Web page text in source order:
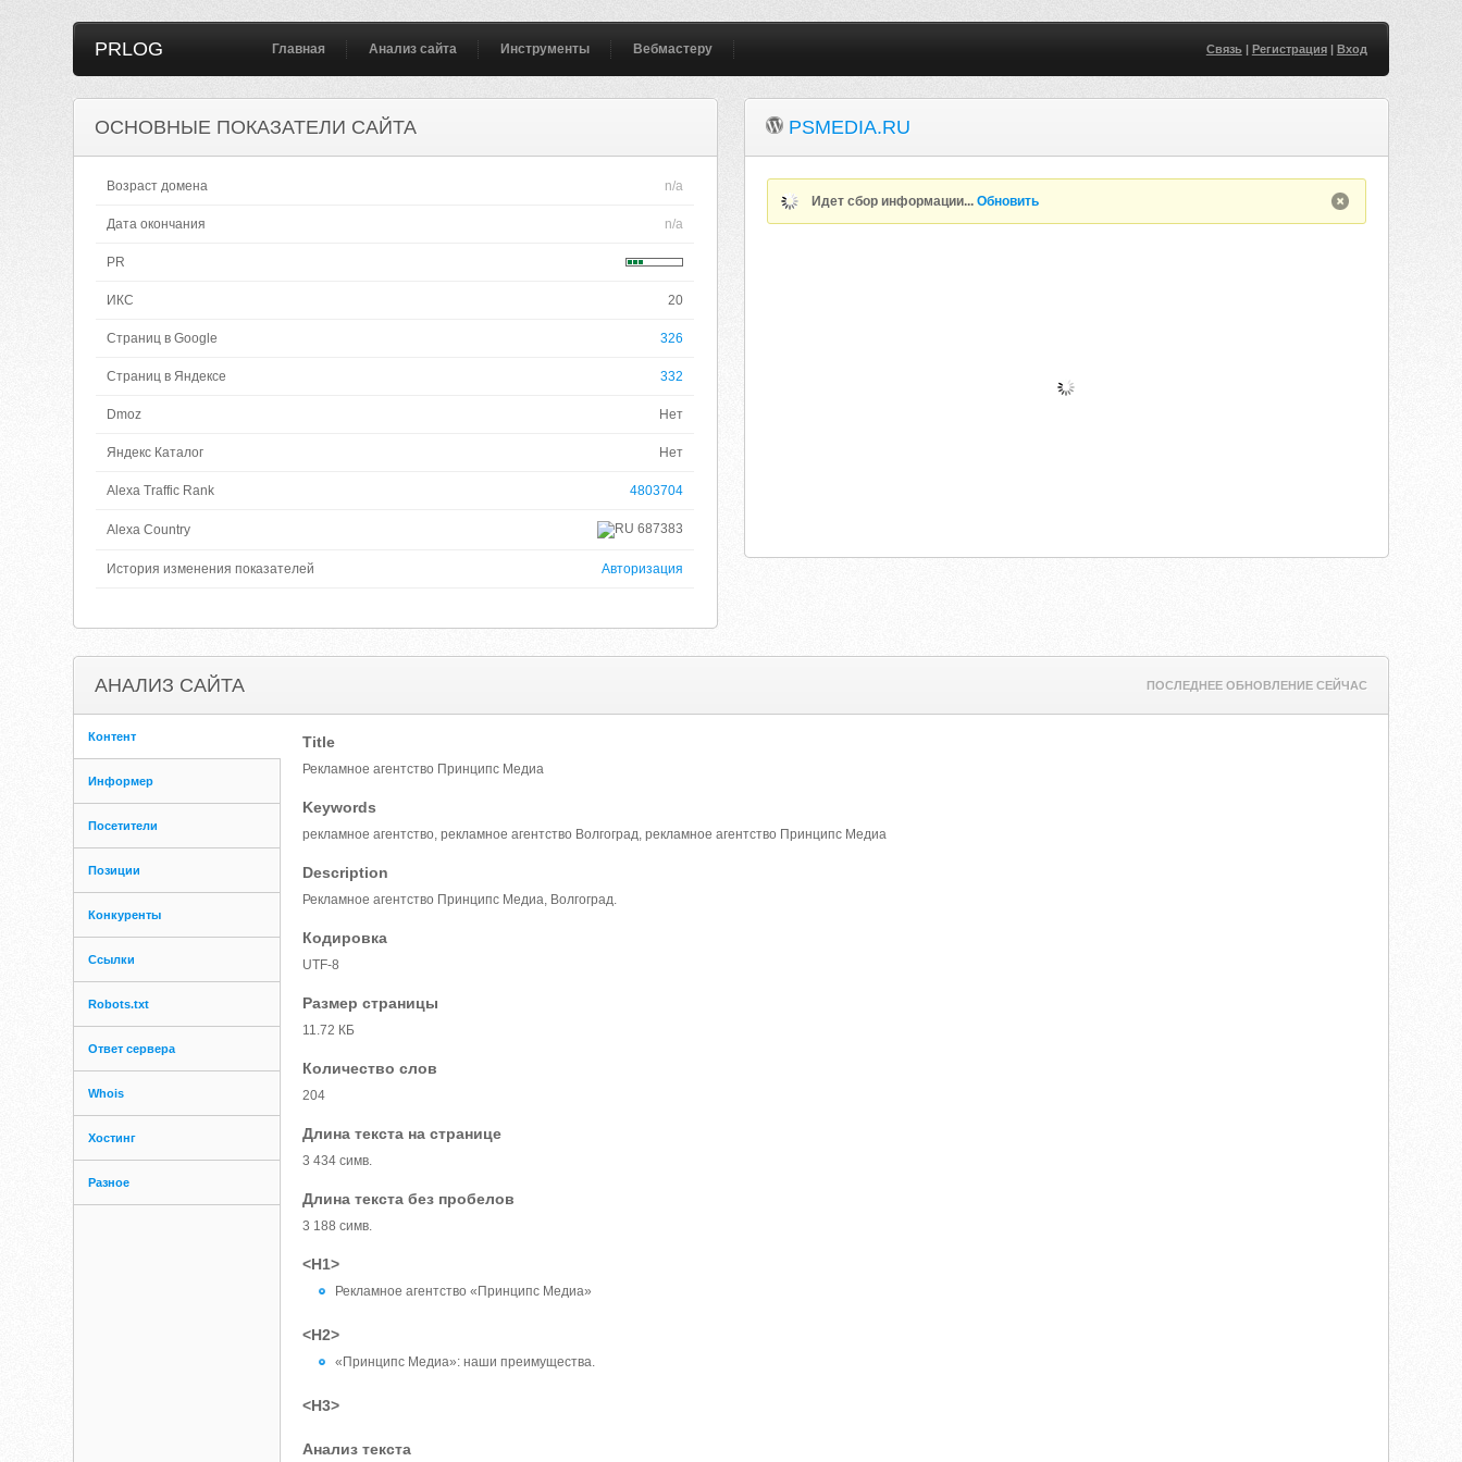
PRLOG Главная Анализ сайта Инструменты Вебмастеру Связь| Регистрация| Вход
ОСНОВНЫЕ ПОКАЗАТЕЛИ САЙТА
Возраст домена n/a
Дата окончания n/a
PR
ИКС 20
Страниц в Google 326
Страниц в Яндексе 332
Dmoz Нет
Яндекс Каталог Нет
Alexa Traffic Rank 4803704
Alexa Country 687383
История изменения показателей Авторизация
PSMEDIA.RU
Идет сбор информации...Обновить
АНАЛИЗ САЙТА ПОСЛЕДНЕЕ ОБНОВЛЕНИЕ СЕЙЧАС
Контент
Информер
Посетители
Позиции
Конкуренты
Ссылки
Robots.txt
Ответ сервера
Whois
Хостинг
Разное
Title
Рекламное агентство Принципс Медиа
Keywords
рекламное агентство, рекламное агентство Волгоград, рекламное агентство Принципс Медиа
Description
Рекламное агентство Принципс Медиа, Волгоград.
Кодировка
UTF-8
Размер страницы
11.72 КБ
Количество слов
204
Длина текста на странице
3 434 симв.
Длина текста без пробелов
3 188 симв.
<H1>
Рекламное агентство «Принципс Медиа»
<H2>
«Принципс Медиа»: наши преимущества.
<H3>
Анализ текста